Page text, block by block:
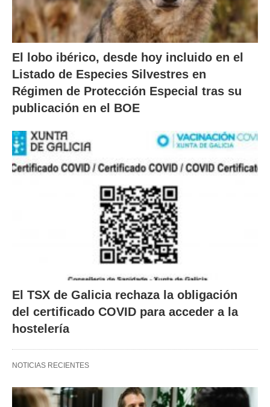
El lobo ibérico, desde hoy incluido en el
Listado de Especies Silvestres en
Régimen de Protección Especial tras su
publicación en el BOE
El TSX de Galicia rechaza la obligación
del certificado COVID para acceder a la
hostelería
NOTICIAS RECIENTES